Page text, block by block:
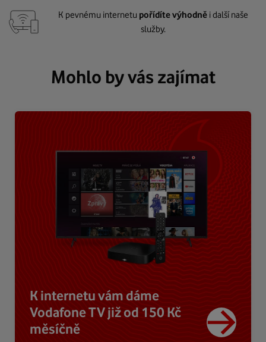
K pevnému internetu pořídíte výhodně i další naše
služby.
Mohlo by vás zajímat
K internetu vám dáme
Vodafone TV již od 150 Kč
měsíčně